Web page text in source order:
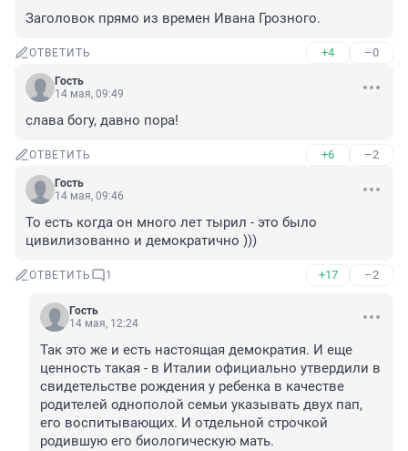
Заголовок прямо из времен Ивана Грозного.
ОТВЕТИТЬ +4 –0
Гость
14 мая, 09:49
слава богу, давно пора!
ОТВЕТИТЬ +6 –2
Гость
14 мая, 09:46
То есть когда он много лет тырил - это было
цивилизованно и демократично )))
ОТВЕТИТЬ 1 +17 –2
Гость
14 мая, 12:24
Так это же и есть настоящая демократия. И еще
ценность такая - в Италии официально утвердили в
свидетельстве рождения у ребенка в качестве
родителей однополой семьи указывать двух пап,
его воспитывающих. И отдельной строчкой
родившую его биологическую мать.